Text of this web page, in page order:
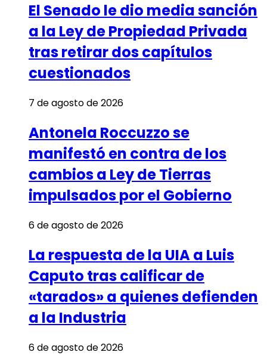
El Senado le dio media sanción
a la Ley de Propiedad Privada
tras retirar dos capítulos
cuestionados
7 de agosto de 2026
Antonela Roccuzzo se
manifestó en contra de los
cambios a Ley de Tierras
impulsados por el Gobierno
6 de agosto de 2026
La respuesta de la UIA a Luis
Caputo tras calificar de
«tarados» a quienes defienden
a la Industria
6 de agosto de 2026